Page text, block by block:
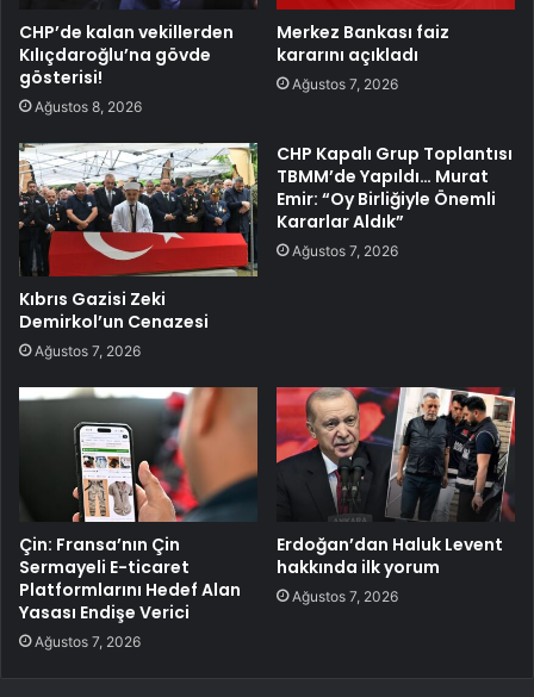
CHP’de kalan vekillerden
Kılıçdaroğlu’na gövde
gösterisi!
Ağustos 8, 2026
Merkez Bankası faiz
kararını açıkladı
Ağustos 7, 2026
Kıbrıs Gazisi Zeki
Demirkol’un Cenazesi
Ağustos 7, 2026
CHP Kapalı Grup Toplantısı
TBMM’de Yapıldı… Murat
Emir: “Oy Birliğiyle Önemli
Kararlar Aldık”
Ağustos 7, 2026
Çin: Fransa’nın Çin
Sermayeli E-ticaret
Platformlarını Hedef Alan
Yasası Endişe Verici
Ağustos 7, 2026
Erdoğan’dan Haluk Levent
hakkında ilk yorum
Ağustos 7, 2026